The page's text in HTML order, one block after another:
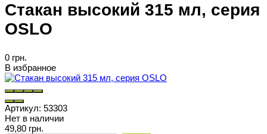
Стакан высокий 315 мл, серия
OSLO
0 грн.
В избранное
Артикул: 53303
Нет в наличии
49,80 грн.